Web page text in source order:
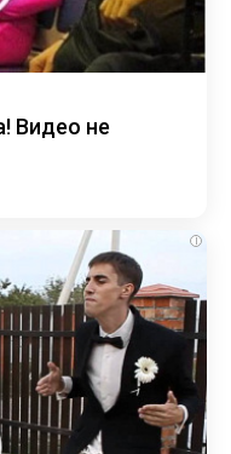
Видео не
i